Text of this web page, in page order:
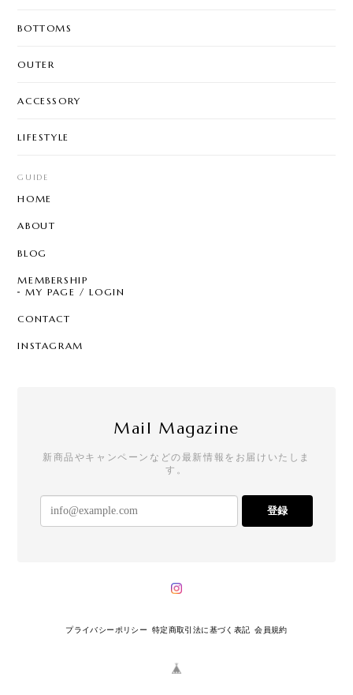
BOTTOMS
OUTER
ACCESSORY
LIFESTYLE
GUIDE
HOME
ABOUT
BLOG
MEMBERSHIP
MY PAGE / LOGIN
CONTACT
INSTAGRAM
Mail Magazine
新商品やキャンペーンなどの最新情報をお届けいたしま
す。
登録
プライバシーポリシー 特定商取引法に基づく表記 会員規約